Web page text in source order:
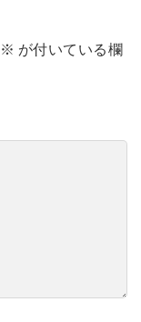
※ が付いている欄